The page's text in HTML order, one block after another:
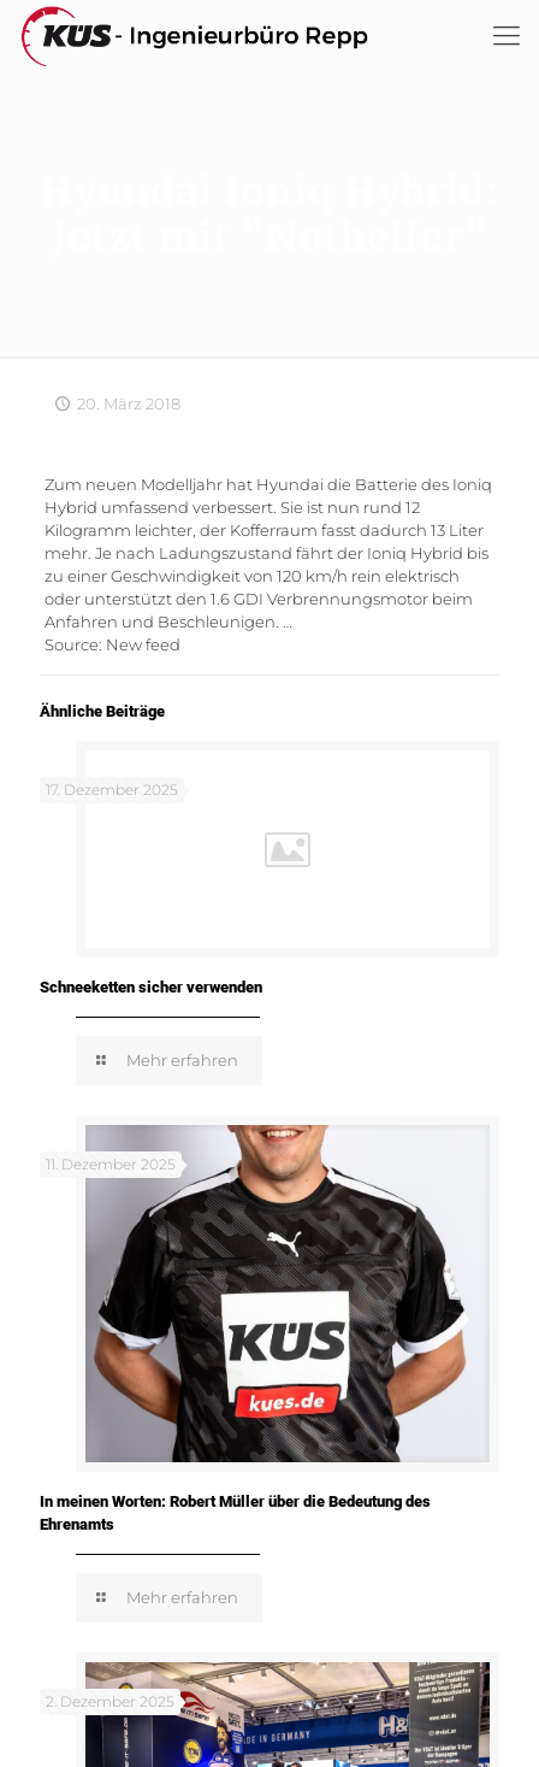
20. März 2018
Zum neuen Modelljahr hat Hyundai die Batterie des Ioniq
Hybrid umfassend verbessert. Sie ist nun rund 12
Kilogramm leichter, der Kofferraum fasst dadurch 13 Liter
mehr. Je nach Ladungszustand fährt der Ioniq Hybrid bis
zu einer Geschwindigkeit von 120 km/h rein elektrisch
oder unterstützt den 1.6 GDI Verbrennungsmotor beim
Anfahren und Beschleunigen. …
Source: New feed
Ähnliche Beiträge
17. Dezember 2025
Schneeketten sicher verwenden
Mehr erfahren
11. Dezember 2025
In meinen Worten: Robert Müller über die Bedeutung des
Ehrenamts
Mehr erfahren
2. Dezember 2025